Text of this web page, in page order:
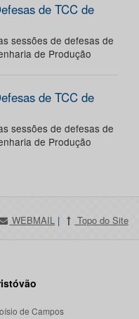
de TCC de
sessões de defesas de
de Produção
de TCC de
sessões de defesas de
de Produção
WEBMAIL | Topo do Site
de Campos